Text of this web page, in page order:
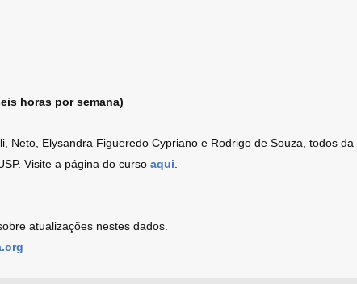
horas por semana)
Neto, Elysandra Figueredo Cypriano e Rodrigo de Souza, todos da
Visite a página do curso aqui
atualizações nestes dados.